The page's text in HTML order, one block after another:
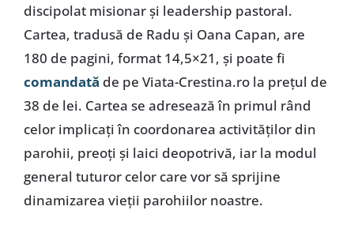
discipolat misionar și leadership pastoral.
Cartea, tradusă de Radu și Oana Capan, are
180 de pagini, format 14,5×21, și poate fi
comandată de pe Viata-Crestina.ro la prețul de
38 de lei. Cartea se adresează în primul rând
celor implicați în coordonarea activităților din
parohii, preoți și laici deopotrivă, iar la modul
general tuturor celor care vor să sprijine
dinamizarea vieții parohiilor noastre.